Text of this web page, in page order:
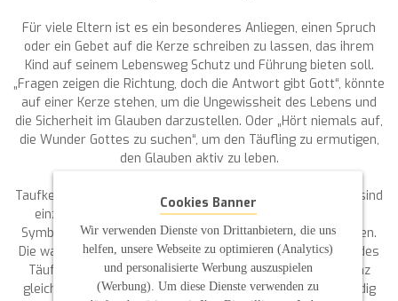
Für viele Eltern ist es ein besonderes Anliegen, einen Spruch
oder ein Gebet auf die Kerze schreiben zu lassen, das ihrem
Kind auf seinem Lebensweg Schutz und Führung bieten soll.
„Fragen zeigen die Richtung, doch die Antwort gibt Gott“, könnte
auf einer Kerze stehen, um die Ungewissheit des Lebens und
die Sicherheit im Glauben darzustellen. Oder „Hört niemals auf,
die Wunder Gottes zu suchen“, um den Täufling zu ermutigen,
den Glauben aktiv zu leben.
Taufkerzen sind weit mehr als nur Dekorationsobjekte. Sie sind
einzigartige Kunstwerke, die durch ihre Individualität und
Symbolik zu einem wichtigen Teil der Taufzeremonie werden.
Die warme Flamme der Kerze soll den Glauben im Herzen des
Täuflings entfachen und ihn ein Leben lang begleiten. Ganz
gleich, ob es sich um eine einfache Kerze oder ein aufwendig
Cookies Banner
Wir verwenden Dienste von Drittanbietern, die uns
helfen, unsere Webseite zu optimieren (Analytics)
und personalisierte Werbung auszuspielen
(Werbung). Um diese Dienste verwenden zu